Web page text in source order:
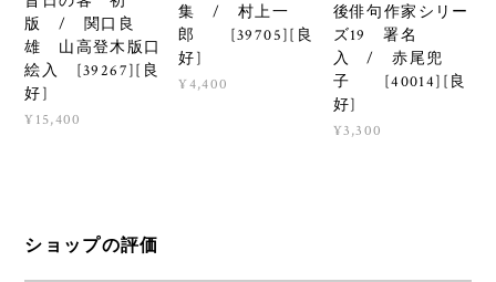
版 / 関口良
雄 山高登木版口
絵入 [39267][良
好]
¥15,400
集 / 村上一
郎 [39705][良
好]
¥4,400
後俳句作家シリー
ズ19 署名
入 / 赤尾兜
子 [40014][良
好]
¥3,300
ショップの評価